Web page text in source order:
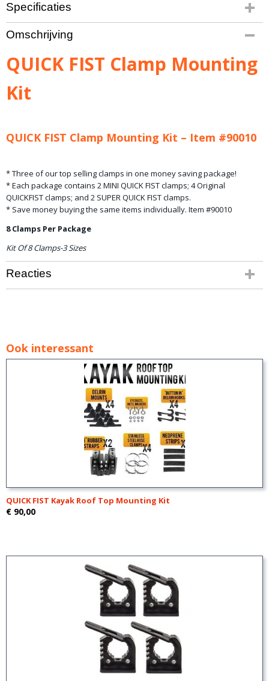
Specificaties
Bruto gewicht
2,00 Kg
Omschrijving
QUICK FIST Clamp Mounting
Kit
QUICK FIST Clamp Mounting Kit – Item #90010
* Three of our top selling clamps in one money saving package!
* Each package contains 2 MINI QUICK FIST clamps; 4 Original
QUICKFIST clamps; and 2 SUPER QUICK FIST clamps.
* Save money buying the same items individually. Item #90010
8 Clamps Per Package
Kit Of 8 Clamps-3 Sizes
Reacties
Ook interessant
QUICK FIST Kayak Roof Top Mounting Kit
€ 90,00